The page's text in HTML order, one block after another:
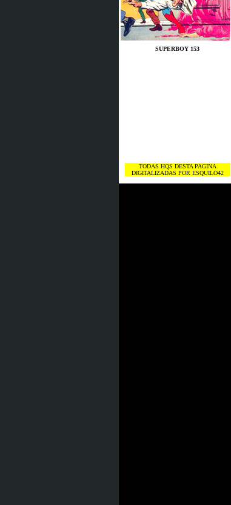
SUPERBOY 153
TODAS HQS DESTA PAGINA
DIGITALIZADAS POR ESQUILO42